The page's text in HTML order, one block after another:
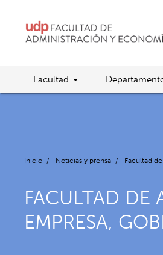
Facultad
Inicio / Noticias y prensa / Facultad
FACULTAD
EMPRESA,